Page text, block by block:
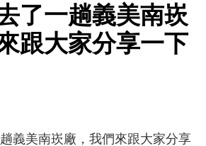
了一趟義美南崁
跟大家分享一下